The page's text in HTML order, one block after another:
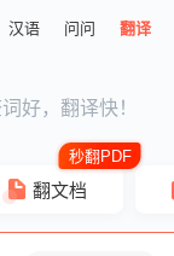
汉语 问问 翻译
好，翻译快！
翻文档